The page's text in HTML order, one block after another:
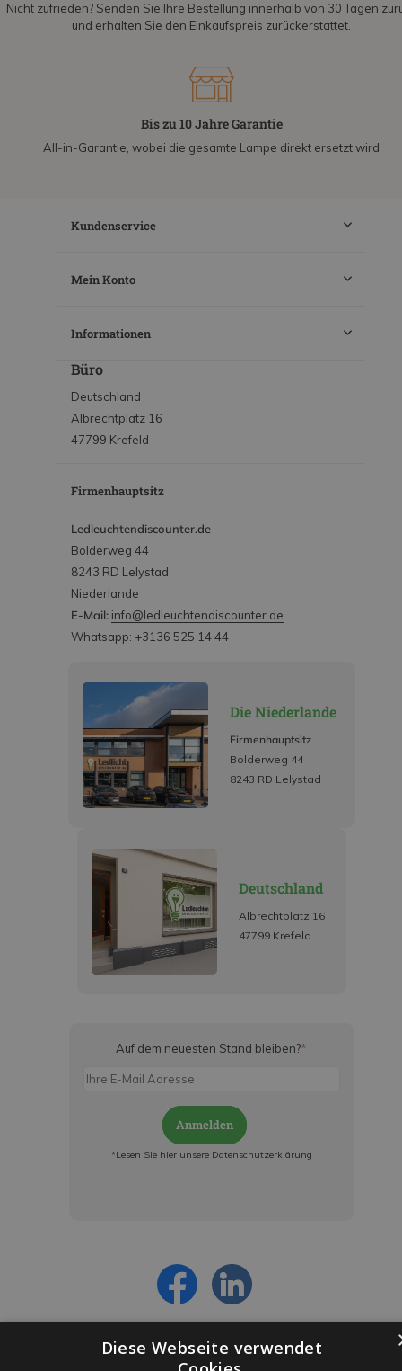
Nicht zufrieden? Senden Sie Ihre Bestellung innerhalb von 30 Tagen
und erhalten Sie den Einkaufspreis zurückerstattet.
Bis zu 10 Jahre Garantie
All-in-Garantie, wobei die gesamte Lampe direkt ersetzt wird
Kundenservice
Mein Konto
Informationen
Büro
Deutschland
Albrechtplatz 16
47799 Krefeld
Firmenhauptsitz
Ledleuchtendiscounter.de
Bolderweg 44
8243 RD Lelystad
Niederlande
E-Mail: info@ledleuchtendiscounter.de
Whatsapp: +3136 525 14 44
Die Niederlande
Firmenhauptsitz
Bolderweg 44
8243 RD Lelystad
Deutschland
Albrechtplatz 16
47799 Krefeld
Auf dem neuesten Stand bleiben?*
Anmelden
*Lesen Sie hier unsere Datenschutzerklärung
Diese Webseite verwendet